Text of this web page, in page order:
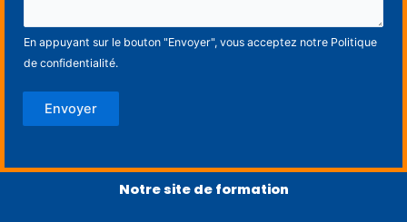
En appuyant sur le bouton "Envoyer", vous acceptez notre Politique
de confidentialité.
Envoyer
Notre site de formation